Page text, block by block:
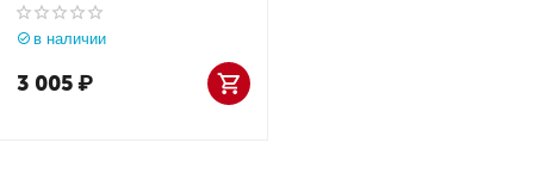
мм
в наличии
3 005₽